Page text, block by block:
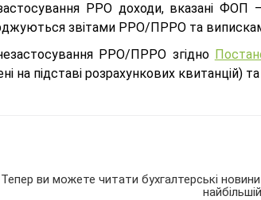
РРО доходи, вказані ФОП
звітами РРО/ПРРО та
РРО/ПРРО згідно
на підставі розрахункових квитанцій)
Тепер ви можете читати бухгалтерські